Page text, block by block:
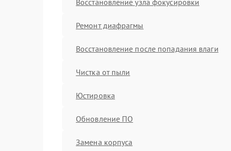
Ремонт диафрагмы
Восстановление после попадания влаги
Чистка от пыли
Юстировка
Обновление ПО
Замена корпуса